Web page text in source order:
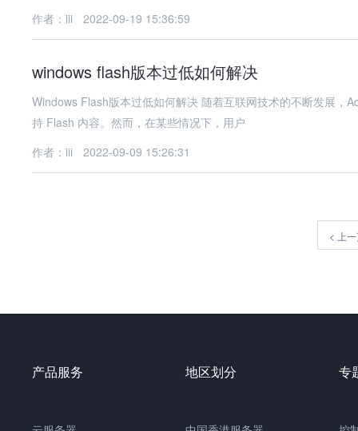
作者：iii
2022-09-19 15:36:59
windows flash版本过低如何解决
Windows Flash版本过低如何解决 随着互联网技术的不断发展，Adobe Flash Player 已经逐渐被淘汰，许多浏览器和操作系统也不再支
持 Flash 内容。然而，在某些情况下，用户
作者：iii
2022-09-09 15:26:31
< 上
产品服务 地区划分 专